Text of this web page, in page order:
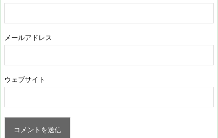
メールアドレス
ウェブサイト